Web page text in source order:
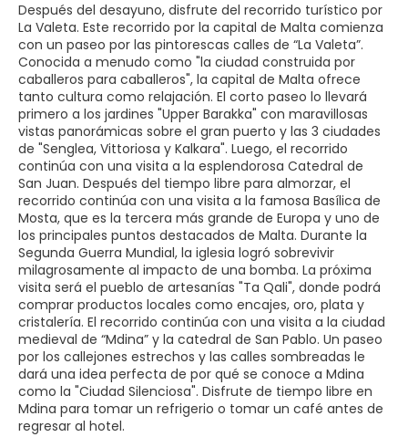
Después del desayuno, disfrute del recorrido turístico por
La Valeta. Este recorrido por la capital de Malta comienza
con un paseo por las pintorescas calles de “La Valeta”.
Conocida a menudo como "la ciudad construida por
caballeros para caballeros", la capital de Malta ofrece
tanto cultura como relajación. El corto paseo lo llevará
primero a los jardines "Upper Barakka" con maravillosas
vistas panorámicas sobre el gran puerto y las 3 ciudades
de "Senglea, Vittoriosa y Kalkara". Luego, el recorrido
continúa con una visita a la esplendorosa Catedral de
San Juan. Después del tiempo libre para almorzar, el
recorrido continúa con una visita a la famosa Basílica de
Mosta, que es la tercera más grande de Europa y uno de
los principales puntos destacados de Malta. Durante la
Segunda Guerra Mundial, la iglesia logró sobrevivir
milagrosamente al impacto de una bomba. La próxima
visita será el pueblo de artesanías "Ta Qali", donde podrá
comprar productos locales como encajes, oro, plata y
cristalería. El recorrido continúa con una visita a la ciudad
medieval de “Mdina” y la catedral de San Pablo. Un paseo
por los callejones estrechos y las calles sombreadas le
dará una idea perfecta de por qué se conoce a Mdina
como la "Ciudad Silenciosa". Disfrute de tiempo libre en
Mdina para tomar un refrigerio o tomar un café antes de
regresar al hotel.